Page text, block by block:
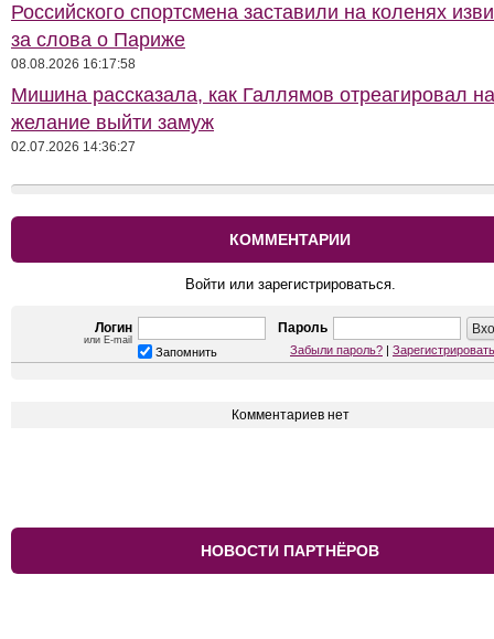
Российского спортсмена заставили на коленях
за слова о Париже
08.08.2026 16:17:58
Мишина рассказала, как Галлямов отреагировал
желание выйти замуж
02.07.2026 14:36:27
КОММЕНТАРИИ
Войти или зарегистрироваться.
Логин
или E-mail
Пароль
Запомнить Забыли пароль? |
Комментариев нет
НОВОСТИ ПАРТНЁРОВ